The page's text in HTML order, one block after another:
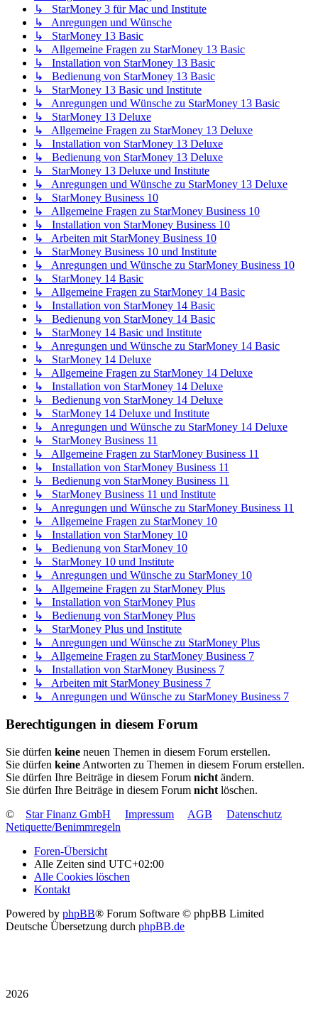
↳ StarMoney 3 für Mac und Institute
↳ Anregungen und Wünsche
↳ StarMoney 13 Basic
↳ Allgemeine Fragen zu StarMoney 13 Basic
↳ Installation von StarMoney 13 Basic
↳ Bedienung von StarMoney 13 Basic
↳ StarMoney 13 Basic und Institute
↳ Anregungen und Wünsche zu StarMoney 13 Basic
↳ StarMoney 13 Deluxe
↳ Allgemeine Fragen zu StarMoney 13 Deluxe
↳ Installation von StarMoney 13 Deluxe
↳ Bedienung von StarMoney 13 Deluxe
↳ StarMoney 13 Deluxe und Institute
↳ Anregungen und Wünsche zu StarMoney 13 Deluxe
↳ StarMoney Business 10
↳ Allgemeine Fragen zu StarMoney Business 10
↳ Installation von StarMoney Business 10
↳ Arbeiten mit StarMoney Business 10
↳ StarMoney Business 10 und Institute
↳ Anregungen und Wünsche zu StarMoney Business 10
↳ StarMoney 14 Basic
↳ Allgemeine Fragen zu StarMoney 14 Basic
↳ Installation von StarMoney 14 Basic
↳ Bedienung von StarMoney 14 Basic
↳ StarMoney 14 Basic und Institute
↳ Anregungen und Wünsche zu StarMoney 14 Basic
↳ StarMoney 14 Deluxe
↳ Allgemeine Fragen zu StarMoney 14 Deluxe
↳ Installation von StarMoney 14 Deluxe
↳ Bedienung von StarMoney 14 Deluxe
↳ StarMoney 14 Deluxe und Institute
↳ Anregungen und Wünsche zu StarMoney 14 Deluxe
↳ StarMoney Business 11
↳ Allgemeine Fragen zu StarMoney Business 11
↳ Installation von StarMoney Business 11
↳ Bedienung von StarMoney Business 11
↳ StarMoney Business 11 und Institute
↳ Anregungen und Wünsche zu StarMoney Business 11
↳ Allgemeine Fragen zu StarMoney 10
↳ Installation von StarMoney 10
↳ Bedienung von StarMoney 10
↳ StarMoney 10 und Institute
↳ Anregungen und Wünsche zu StarMoney 10
↳ Allgemeine Fragen zu StarMoney Plus
↳ Installation von StarMoney Plus
↳ Bedienung von StarMoney Plus
↳ StarMoney Plus und Institute
↳ Anregungen und Wünsche zu StarMoney Plus
↳ Allgemeine Fragen zu StarMoney Business 7
↳ Installation von StarMoney Business 7
↳ Arbeiten mit StarMoney Business 7
↳ Anregungen und Wünsche zu StarMoney Business 7
Berechtigungen in diesem Forum
Sie dürfen keine neuen Themen in diesem Forum erstellen.
Sie dürfen keine Antworten zu Themen in diesem Forum erstellen.
Sie dürfen Ihre Beiträge in diesem Forum nicht ändern.
Sie dürfen Ihre Beiträge in diesem Forum nicht löschen.
©
Star Finanz GmbH Impressum AGB
Datenschutz
Netiquette/Benimmregeln
Foren-Übersicht
Alle Zeiten sind UTC+02:00
Alle Cookies löschen
Kontakt
Powered by phpBB® Forum Software © phpBB Limited
Deutsche Übersetzung durch phpBB.de
2026